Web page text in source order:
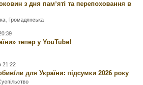
з дня памʼяті та перепоховання в
Громадянська
тепер у YouTube!
21:22
ли для України: підсумки 2026 року